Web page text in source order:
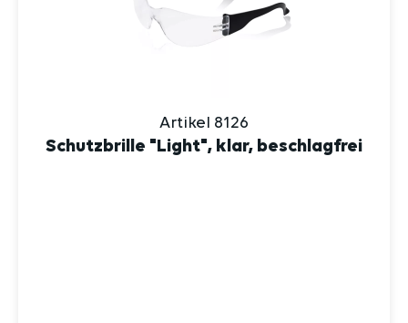
Artikel 8126
Schutzbrille "Light", klar, beschlagfrei